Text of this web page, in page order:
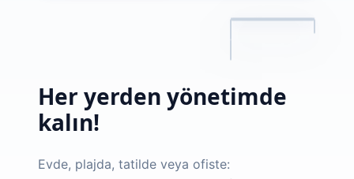
Her yerden yönetimde
kalın!
Evde, plajda, tatilde veya ofiste: